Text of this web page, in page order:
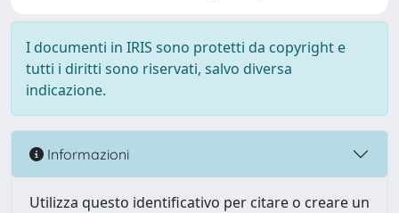
I documenti in IRIS sono protetti da copyright e
tutti i diritti sono riservati, salvo diversa
indicazione.
Informazioni
Utilizza questo identificativo per citare o creare un